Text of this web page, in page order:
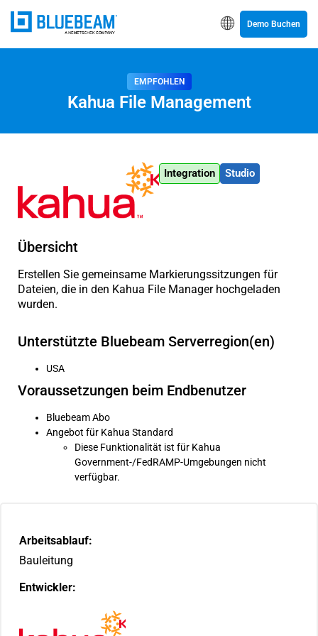
Demo Buchen
EMPFOHLEN
Kahua File Management
Arbeitsablauf:
Bauleitung
Entwickler:
Integration Studio
Übersicht
Erstellen Sie gemeinsame Markierungssitzungen für
Dateien, die in den Kahua File Manager hochgeladen
wurden.
Unterstützte Bluebeam Serverregion(en)
USA
Voraussetzungen beim Endbenutzer
Bluebeam Abo
Angebot für Kahua Standard
Diese Funktionalität ist für Kahua
Government-/FedRAMP-Umgebungen nicht
verfügbar.